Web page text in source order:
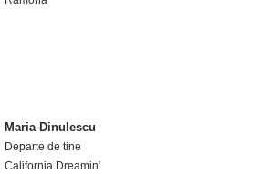
Maria Dinulescu
Departe de tine
California Dreamin'